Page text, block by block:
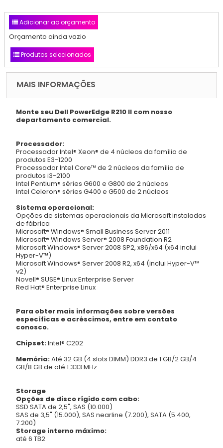
Adicionar ao orçamento
Orçamento ainda vazio
Produtos selecionados
MAIS INFORMAÇÕES
Monte seu Dell PowerEdge R210 II com nosso
departamento comercial.
Processador:
Processador Intel® Xeon® de 4 núcleos da família de
produtos E3-1200
Processador Intel Core™ de 2 núcleos da família de
produtos i3-2100
Intel Pentium® séries G600 e G800 de 2 núcleos
Intel Celeron® séries G400 e G500 de 2 núcleos
Sistema operacional:
Opções de sistemas operacionais da Microsoft instaladas
de fábrica
Microsoft® Windows® Small Business Server 2011
Microsoft® Windows Server® 2008 Foundation R2
Microsoft Windows® Server 2008 SP2, x86/x64 (x64 inclui
Hyper-V™)
Microsoft Windows® Server 2008 R2, x64 (inclui Hyper-V™
v2)
Novell® SUSE® Linux Enterprise Server
Red Hat® Enterprise Linux
Para obter mais informações sobre versões
específicas e acréscimos, entre em contato
conosco.
Chipset:Intel® C202
Memória:Até 32 GB (4 slots DIMM) DDR3 de 1 GB/2 GB/4
GB/8 GB de até 1.333 MHz
Storage
Opções de disco rígido com cabo:
SSD SATA de 2,5", SAS (10.000)
SAS de 3,5" (15.000), SAS nearline (7.200), SATA (5.400,
7.200)
Storage interno máximo:
até 6 TB2